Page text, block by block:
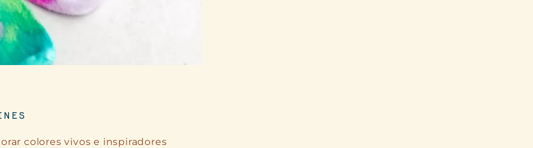
colores vivos e inspiradores